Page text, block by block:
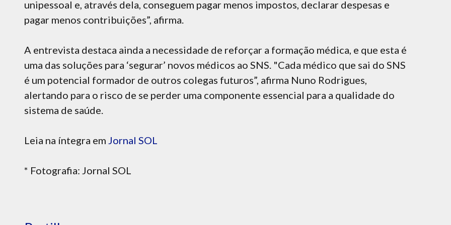
unipessoal e, através dela, conseguem pagar menos impostos, declarar despesas e
pagar menos contribuições”, afirma.
A entrevista destaca ainda a necessidade de reforçar a formação médica, e que esta é
uma das soluções para ‘segurar’ novos médicos ao SNS. "Cada médico que sai do SNS
é um potencial formador de outros colegas futuros”, afirma Nuno Rodrigues,
alertando para o risco de se perder uma componente essencial para a qualidade do
sistema de saúde.
Leia na íntegra em Jornal SOL
* Fotografia: Jornal SOL